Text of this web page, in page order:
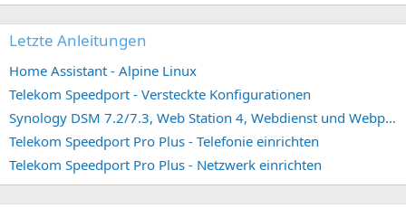
Letzte Anleitungen
Home Assistant - Alpine Linux
Telekom Speedport - Versteckte Konfigurationen
Synology DSM 7.2/7.3, Web Station 4, Webdienst und Webportal erstellen (ehemals vHost)
Telekom Speedport Pro Plus - Telefonie einrichten
Telekom Speedport Pro Plus - Netzwerk einrichten